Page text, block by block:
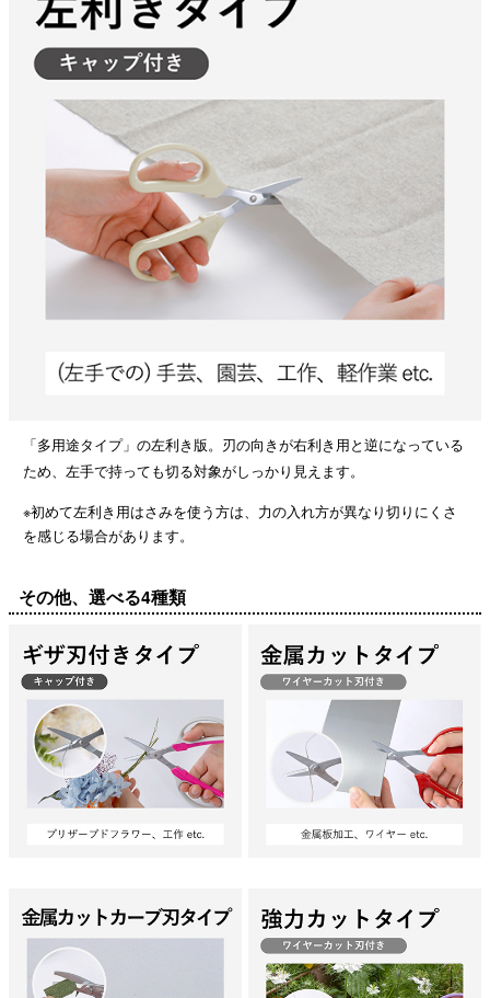
「多用途タイプ」の左利き版。刃の向きが右利き用と逆になっている
ため、左手で持っても切る対象がしっかり見えます。
※初めて左利き用はさみを使う方は、力の入れ方が異なり切りにくさ
を感じる場合があります。
その他、選べる4種類